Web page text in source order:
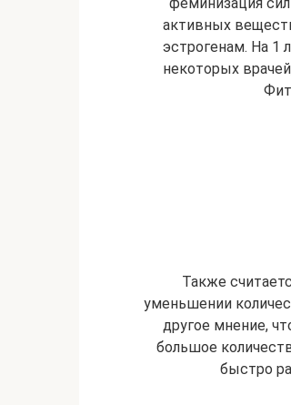
активных
эстрогенам. На 1
некоторых
Также
уменьшении
другое мнение,
большое
быстро